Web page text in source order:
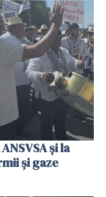
și la
și gaze